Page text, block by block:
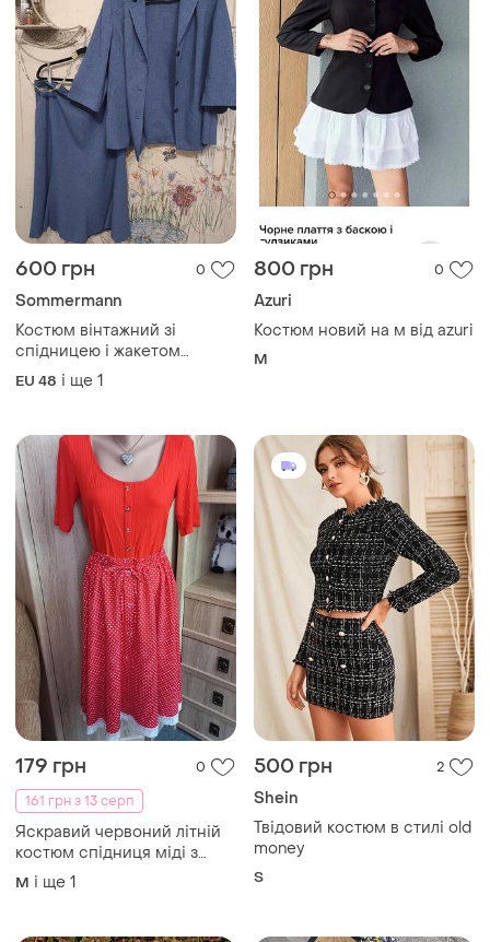
600 грн 0
Sommermann
Костюм вінтажний зі
спідницею і жакетом
sommermann
EU 48 і ще 1
800 грн 0
Azuri
Костюм новий на м від azuri
M
179 грн
0
161 грн з 13 серп
Яскравий червоний літній
костюм спідниця міді з
мереживом футболка
рубчик майка блузка кофта
M і ще 1
500 грн 2
Shein
Твідовий костюм в стилі old
money
S